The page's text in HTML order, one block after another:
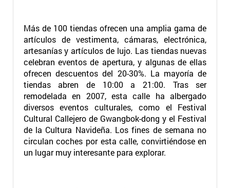
Más de 100 tiendas ofrecen una amplia gama de
artículos de vestimenta, cámaras, electrónica,
artesanías y artículos de lujo. Las tiendas nuevas
celebran eventos de apertura, y algunas de ellas
ofrecen descuentos del 20-30%. La mayoría de
tiendas abren de 10:00 a 21:00. Tras ser
remodelada en 2007, esta calle ha albergado
diversos eventos culturales, como el Festival
Cultural Callejero de Gwangbok-dong y el Festival
de la Cultura Navideña. Los fines de semana no
circulan coches por esta calle, convirtiéndose en
un lugar muy interesante para explorar.